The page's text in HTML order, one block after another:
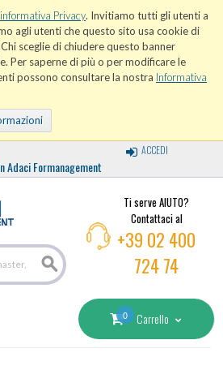
Privacy. Invitiamo tutti gli utenti a
agli utenti che questo sito usa cookie di
sceglie di chiudere questo banner
Per saperne di più o per modificare le
possono consultare la nostra Informativa
Adaci Formanagement
ACCEDI
Ti serve AIUTO?
Contattaci al
+39 02 400
724 74
0 Carrello